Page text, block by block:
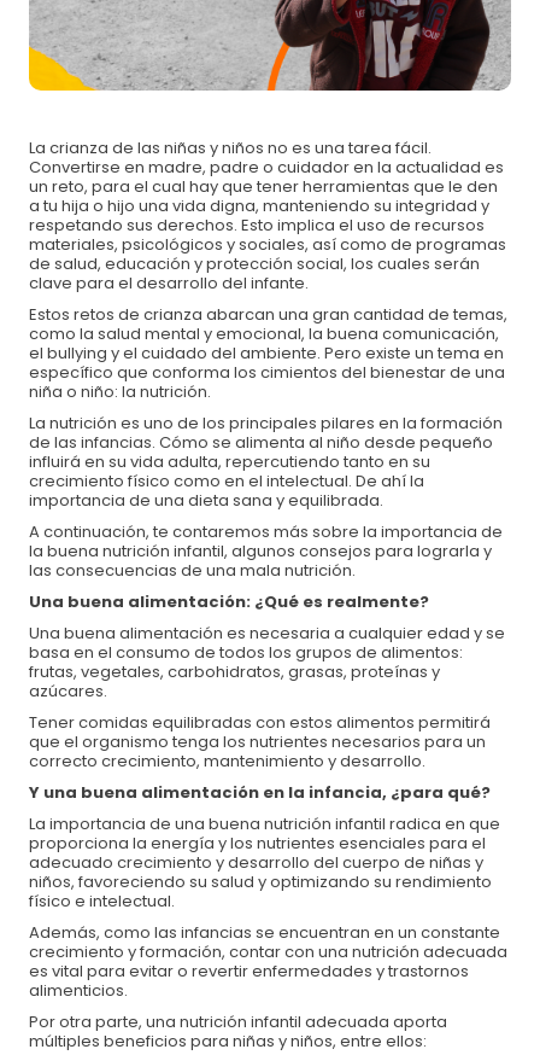
$600 MXN
nutritiva y educación nutricional de un infante.
$7,200 MXN Para apadrinar porUN AÑOa una niña o niño y
Tu donación salva de la desnutrición a las
niñas y niños de México.
Pago con tarjeta crédito/débito:
Formas de pago:
Transferencia o depósito bancario
Banco: BBVA
Organismo de Nutrición Infantil, A.C.
No de cuenta:
CLABE:012320001711975094
La crianza de las niñas y niños no es una tarea fácil.
Convertirse en madre, padre o cuidador en la actualidad es
un reto, para el cual hay que tener herramientas que le den
a tu hija o hijo una vida digna, manteniendo su integridad y
respetando sus derechos. Esto implica el uso de recursos
materiales, psicológicos y sociales, así como de programas
de salud, educación y protección social, los cuales serán
clave para el desarrollo del infante.
Estos retos de crianza abarcan una gran cantidad de temas,
como la salud mental y emocional, la buena comunicación,
el bullying y el cuidado del ambiente. Pero existe un tema en
específico que conforma los cimientos del bienestar de una
niña o niño: la nutrición.
La nutrición es uno de los principales pilares en la formación
de las infancias. Cómo se alimenta al niño desde pequeño
influirá en su vida adulta, repercutiendo tanto en su
crecimiento físico como en el intelectual. De ahí la
importancia de una dieta sana y equilibrada.
A continuación, te contaremos más sobre la importancia de
la buena nutrición infantil, algunos consejos para lograrla y
las consecuencias de una mala nutrición.
Una buena alimentación: ¿Qué es realmente?
Una buena alimentación es necesaria a cualquier edad y se
basa en el consumo de todos los grupos de alimentos:
frutas, vegetales, carbohidratos, grasas, proteínas y
azúcares.
Tener comidas equilibradas con estos alimentos permitirá
que el organismo tenga los nutrientes necesarios para un
correcto crecimiento, mantenimiento y desarrollo.
Y una buena alimentación en la infancia, ¿para qué?
La importancia de una buena nutrición infantil radica en que
proporciona la energía y los nutrientes esenciales para el
adecuado crecimiento y desarrollo del cuerpo de niñas y
niños, favoreciendo su salud y optimizando su rendimiento
físico e intelectual.
Además, como las infancias se encuentran en un constante
crecimiento y formación, contar con una nutrición adecuada
es vital para evitar o revertir enfermedades y trastornos
alimenticios.
Por otra parte, una nutrición infantil adecuada aporta
múltiples beneficios para niñas y niños, entre ellos: